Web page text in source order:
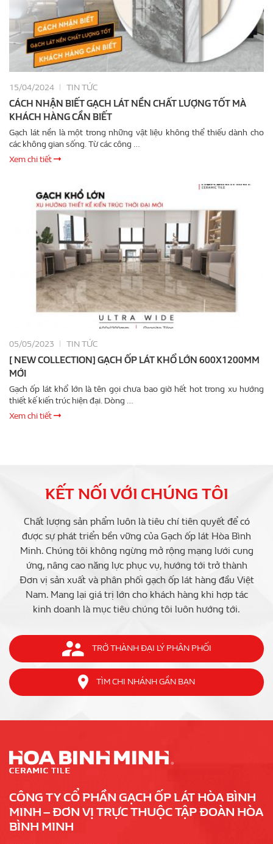
15/04/2024 TIN TỨC
CÁCH NHẬN BIẾT GẠCH LÁT NỀN CHẤT LƯỢNG TỐT MÀ
KHÁCH HÀNG CẦN BIẾT
Gạch lát nền là một trong những vật liệu không thể thiếu dành cho
các không gian sống. Từ các công …
Xem chi tiết
05/05/2023 TIN TỨC
[ NEW COLLECTION] GẠCH ỐP LÁT KHỔ LỚN 600X1200MM
MỚI
Gạch ốp lát khổ lớn là tên gọi chưa bao giờ hết hot trong xu hướng
thiết kế kiến trúc hiện đại. Dòng …
Xem chi tiết
KẾT NỐI VỚI CHÚNG TÔI
Chất lượng sản phẩm luôn là tiêu chí tiên quyết để có
được sự phát triển bền vững của Gạch ốp lát Hòa Bình
Minh. Chúng tôi không ngừng mở rộng mạng lưới cung
ứng, nâng cao năng lực phục vụ, hướng tới trở thành
Đơn vị sản xuất và phân phối gạch ốp lát hàng đầu Việt
Nam. Mang lại giá trị lớn cho khách hàng khi hợp tác
kinh doanh là mục tiêu chúng tôi luôn hướng tới.
TRỞ THÀNH ĐẠI LÝ PHÂN PHỐI
TÌM CHI NHÁNH GẦN BẠN
CÔNG TY CỔ PHẦN GẠCH ỐP LÁT HÒA BÌNH
MINH – ĐƠN VỊ TRỰC THUỘC TẬP ĐOÀN HÒA
BÌNH MINH